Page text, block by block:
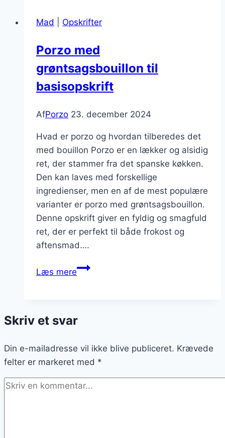
svampe
Mad Opskrifter
Porzo med
grøntsagsbouillon til
basisopskrift
AfPorzo 23. december 2024
Hvad er porzo og hvordan tilberedes det
med bouillon Porzo er en lækker og alsidig
ret, der stammer fra det spanske køkken.
Den kan laves med forskellige
ingredienser, men en af de mest populære
varianter er porzo med grøntsagsbouillon.
Denne opskrift giver en fyldig og smagfuld
ret, der er perfekt til både frokost og
aftensmad….
Læs merePorzo
basisopskrift
Skriv et svar
Din e-mailadresse vil ikke blive publiceret. Krævede
felter er markeret med *